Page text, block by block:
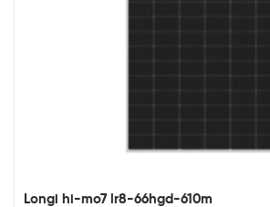
Longi hi-mo7 lr8-66hgd-610m